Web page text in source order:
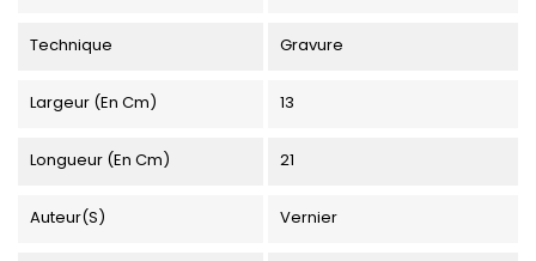
Technique Gravure
Largeur (en Cm) 13
Longueur (en Cm) 21
Auteur(s) Vernier